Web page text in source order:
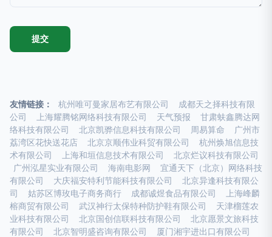
友情链接： 杭州唯可曼家居布艺有限公司
成都天之择科技有限
公司
上海耀腾铭网络科技有限公司 天气预报
甘肃蚨鑫腾达网
络科技有限公司
北京凯骅信息科技有限公司 周易算命
广州市
荔湾区花快送花店
北京京顺伟业科贸有限公司
杭州焕旭信息技
术有限公司
上海和垣信息技术有限公司
北京烂议科技有限公司
广州泓星实业有限公司
海南电影网
宜通天下（北京）网络科技
有限公司
大庆福安特利节能科技有限公司
北京异逢科技有限公
司
姑苏区博玫电子商务商行 成都诚煜食品有限公司
上海峰麟
榕商贸有限公司
武汉神行太保特种防护鞋有限公司
天津榴莲农
业科技有限公司
北京国创信联科技有限公司
北京愿景文旅科技
有限公司
北京智明盛咨询有限公司
厦门湘宇进出口有限公司